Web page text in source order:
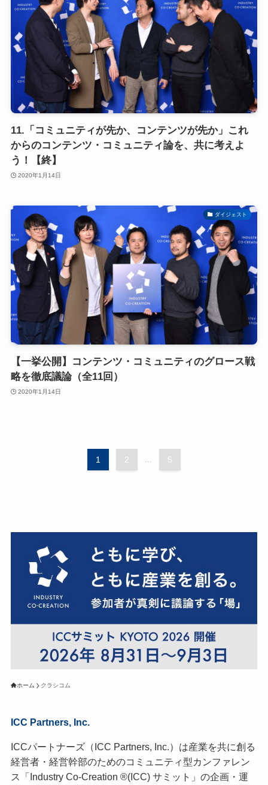
11.「コミュニティが先か、コンテンツが先か」これ
からのコンテンツ・コミュニティ論を、共に考えよ
う！【終】
2020年1月14日
ダイジェスト
【一挙公開】コンテンツ・コミュニティのグロース戦
略を徹底議論（全11回）
2020年1月14日
1 2 5
ホーム クラシコム
ICC Partners, Inc.
ICCパートナーズ（ICC Partners, Inc.）は産業を共に創る
経営者・経営幹部のためのコミュニティ型カンファレン
ス「Industry Co-Creation ®(ICC) サミット」の企画・運